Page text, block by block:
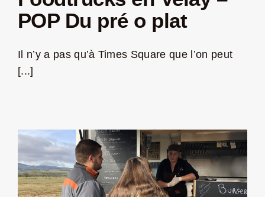
LA ROUTE DES PRODUCTEURS
NOUS CONTACTER
POP Du pré o plat
Il n’y a pas qu’à Times Square que l’on peut
[...]